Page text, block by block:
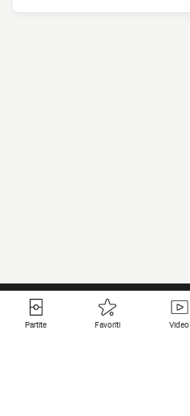
Partite Favoriti Video